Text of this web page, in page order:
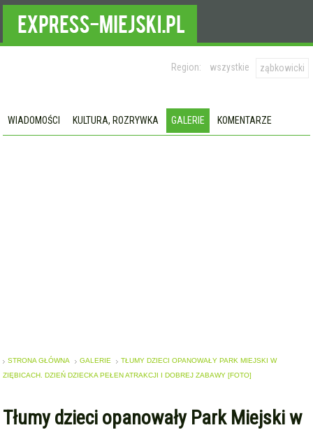
Region: wszystkie ząbkowicki
WIADOMOŚCI KULTURA, ROZRYWKA GALERIE KOMENTARZE
STRONA GŁÓWNA GALERIE
TŁUMY DZIECI OPANOWAŁY PARK MIEJSKI W
ZIĘBICACH. DZIEŃ DZIECKA PEŁEN ATRAKCJI I DOBREJ ZABAWY [FOTO]
Tłumy dzieci opanowały Park Miejski w